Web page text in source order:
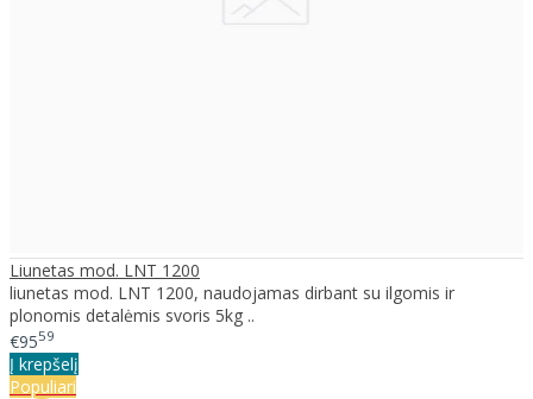
Liunetas mod. LNT 1200
liunetas mod. LNT 1200, naudojamas dirbant su ilgomis ir
plonomis detalėmis svoris 5kg ..
€9559
Į krepšelį
Populiari